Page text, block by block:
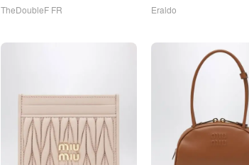
TheDoubleF FR Eraldo